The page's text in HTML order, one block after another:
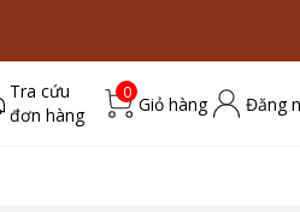
Tra cứu
đơn hàng
0
Giỏ hàng Đăng